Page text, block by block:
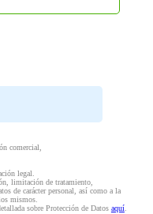
comercial,
legal.
limitación de tratamiento,
de carácter personal, así como a la
mismos.
sobre Protección de Datos aquí.